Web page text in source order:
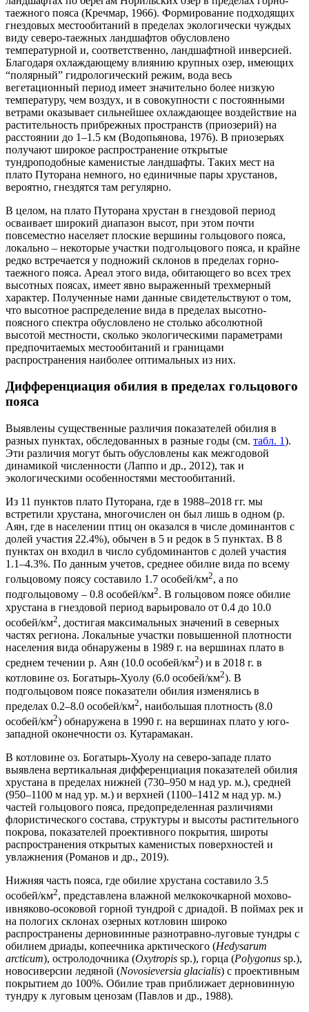
таежного пояса (Кречмар, 1966). Формирование подходящих
гнездовых местообитаний в пределах экологически чуждых
виду северо-таежных ландшафтов обусловлено
температурной и, соответственно, ландшафтной инверсией.
Благодаря охлаждающему влиянию крупных озер, имеющих
“полярный” гидрологический режим, вода весь
вегетационный период имеет значительно более низкую
температуру, чем воздух, и в совокупности с постоянными
ветрами оказывает сильнейшее охлаждающее воздействие на
растительность прибрежных пространств (приозерий) на
расстоянии до 1–1.5 км (Водопьянова, 1976). В приозерьях
получают широкое распространение открытые
тундроподобные каменистые ландшафты. Таких мест на
плато Путорана немного, но единичные пары хрустанов,
вероятно, гнездятся там регулярно.
В целом, на плато Путорана хрустан в гнездовой период
осваивает широкий диапазон высот, при этом почти
повсеместно населяет плоские вершины гольцового пояса,
локально – некоторые участки подгольцового пояса, и крайне
редко встречается у подножий склонов в пределах горно-
таежного пояса. Ареал этого вида, обитающего во всех трех
высотных поясах, имеет явно выраженный трехмерный
характер. Полученные нами данные свидетельствуют о том,
что высотное распределение вида в пределах высотно-
поясного спектра обусловлено не столько абсолютной
высотой местности, сколько экологическими параметрами
предпочитаемых местообитаний и границами
распространения наиболее оптимальных из них.
Дифференциация обилия в пределах гольцового
пояса
Выявлены существенные различия показателей обилия в
разных пунктах, обследованных в разные годы (см. табл. 1).
Эти различия могут быть обусловлены как межгодовой
динамикой численности (Лаппо и др., 2012), так и
экологическими особенностями местообитаний.
Из 11 пунктов плато Путорана, где в 1988–2018 гг. мы
встретили хрустана, многочислен он был лишь в одном (р.
Аян, где в населении птиц он оказался в числе доминантов с
долей участия 22.4%), обычен в 5 и редок в 5 пунктах. В 8
пунктах он входил в число субдоминантов с долей участия
1.1–4.3%. По данным учетов, среднее обилие вида по всему
гольцовому поясу составило 1.7 особей/км2, а по
подгольцовому – 0.8 особей/км2. В гольцовом поясе обилие
хрустана в гнездовой период варьировало от 0.4 до 10.0
особей/км2, достигая максимальных значений в северных
частях региона. Локальные участки повышенной плотности
населения вида обнаружены в 1989 г. на вершинах плато в
среднем течении р. Аян (10.0 особей/км2) и в 2018 г. в
котловине оз. Богатырь-Хуолу (6.0 особей/км2). В
подгольцовом поясе показатели обилия изменялись в
пределах 0.2–8.0 особей/км2, наибольшая плотность (8.0
особей/км2) обнаружена в 1990 г. на вершинах плато у юго-
западной оконечности оз. Кутарамакан.
В котловине оз. Богатырь-Хуолу на северо-западе плато
выявлена вертикальная дифференциация показателей обилия
хрустана в пределах нижней (730–950 м над ур. м.), средней
(950–1100 м над ур. м.) и верхней (1100–1412 м над ур. м.)
частей гольцового пояса, предопределенная различиями
флористического состава, структуры и высоты растительного
покрова, показателей проективного покрытия, широты
распространения открытых каменистых поверхностей и
увлажнения (Романов и др., 2019).
Нижняя часть пояса, где обилие хрустана составило 3.5
особей/км2, представлена влажной мелкокочкарной мохово-
ивняково-осоковой горной тундрой с дриадой. В поймах рек и
на пологих склонах озерных котловин широко
распространены дерновинные разнотравно-луговые тундры с
обилием дриады, копеечника арктического (Hedysarum
arcticum), остролодочника (Oxytropis sp.), горца (Polygonus sp.),
новосиверсии ледяной (Novosieversia glacialis) с проективным
покрытием до 100%. Обилие трав приближает дерновинную
тундру к луговым ценозам (Павлов и др., 1988).